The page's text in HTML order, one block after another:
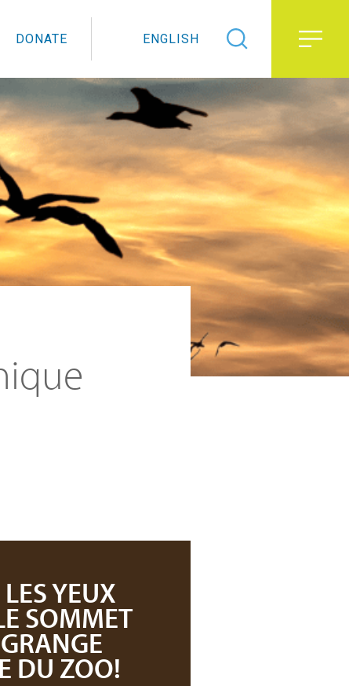
DONATE ENGLISH
YEUX
SOMMET
DU ZOO!